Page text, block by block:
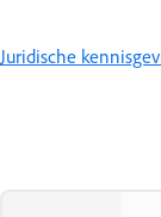
Juridische